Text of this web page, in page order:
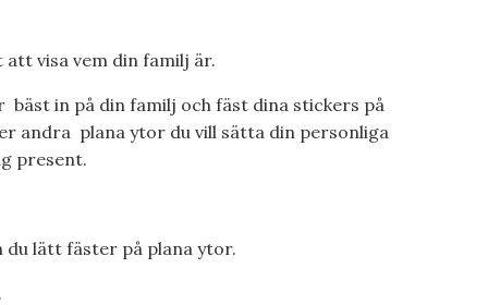
visa vem din familj är.
in på din familj och fäst dina stickers på
andra plana ytor du vill sätta din personliga
present.
lätt fäster på plana ytor.